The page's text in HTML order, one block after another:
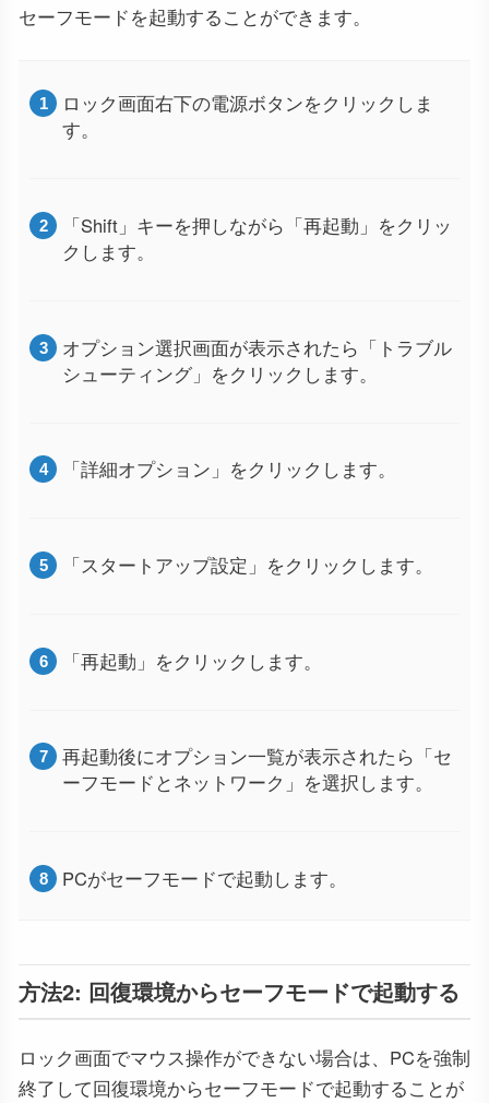
セーフモードを起動することができます。
ロック画面右下の電源ボタンをクリックしま
す。
「Shift」キーを押しながら「再起動」をクリッ
クします。
オプション選択画面が表示されたら「トラブル
シューティング」をクリックします。
「詳細オプション」をクリックします。
「スタートアップ設定」をクリックします。
「再起動」をクリックします。
再起動後にオプション一覧が表示されたら「セ
ーフモードとネットワーク」を選択します。
PCがセーフモードで起動します。
方法2: 回復環境からセーフモードで起動する
ロック画面でマウス操作ができない場合は、PCを強制
終了して回復環境からセーフモードで起動することが